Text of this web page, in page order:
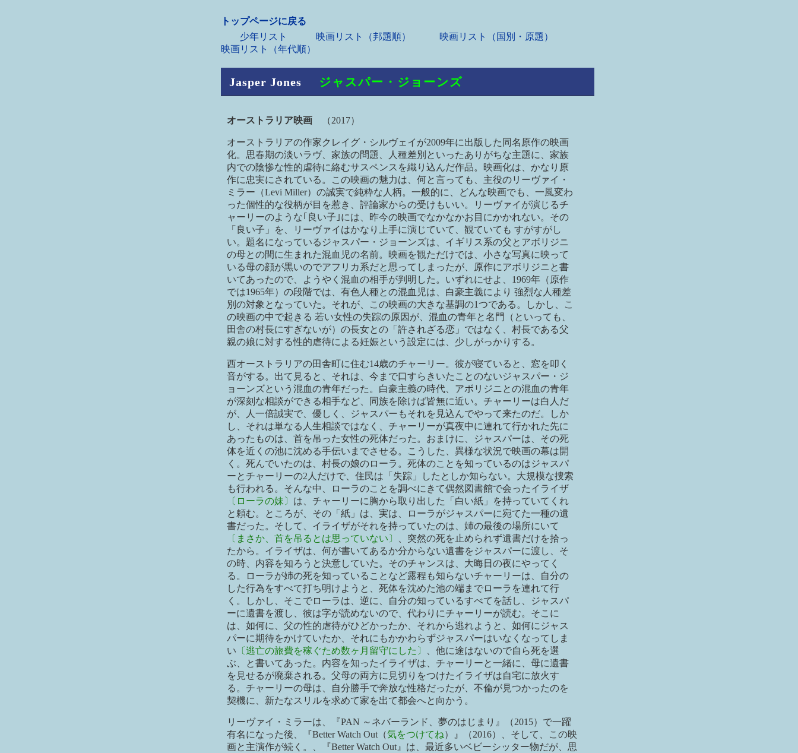
トップページに戻る
少年リスト
映画リスト（邦題順）
映画リスト（国別・原題）
映画リスト（年代順）
Jasper Jones ジャスパー・ジョーンズ
オーストラリア映画 （2017）
オーストラリアの作家クレイグ・シルヴェイが2009年に出版した同名原作の映画
化。思春期の淡いラヴ、家族の問題、人種差別といったありがちな主題に、家族
内での陰惨な性的虐待に絡むサスペンスを織り込んだ作品。映画化は、かなり原
作に忠実にされている。この映画の魅力は、何と言っても、主役のリーヴァイ・
ミラー（Levi Miller）の誠実で純粋な人柄。一般的に、どんな映画でも、一風変わ
った個性的な役柄が目を惹き、評論家からの受けもいい。リーヴァイが演じるチ
ャーリーのような｢良い子｣には、昨今の映画でなかなかお目にかかれない。その
「良い子」を、リーヴァイはかなり上手に演じていて、観ていても すがすがし
い。題名になっているジャスパー・ジョーンズは、イギリス系の父とアボリジニ
の母との間に生まれた混血児の名前。映画を観ただけでは、小さな写真に映って
いる母の顔が黒いのでアフリカ系だと思ってしまったが、原作にアボリジニと書
いてあったので、ようやく混血の相手が判明した。いずれにせよ、1969年（原作
では1965年）の段階では、有色人種との混血児は、白豪主義により 強烈な人種差
別の対象となっていた。それが、この映画の大きな基調の1つである。しかし、こ
の映画の中で起きる 若い女性の失踪の原因が、混血の青年と名門（といっても、
田舎の村長にすぎないが）の長女との「許されざる恋」ではなく、村長である父
親の娘に対する性的虐待による妊娠という設定には、少しがっかりする。
西オーストラリアの田舎町に住む14歳のチャーリー。彼が寝ていると、窓を叩く
音がする。出て見ると、それは、今まで口すらきいたことのないジャスパー・ジ
ョーンズという混血の青年だった。白豪主義の時代、アボリジニとの混血の青年
が深刻な相談ができる相手など、同族を除けば皆無に近い。チャーリーは白人だ
が、人一倍誠実で、優しく、ジャスパーもそれを見込んでやって来たのだ。しか
し、それは単なる人生相談ではなく、チャーリーが真夜中に連れて行かれた先に
あったものは、首を吊った女性の死体だった。おまけに、ジャスパーは、その死
体を近くの池に沈める手伝いまでさせる。こうした、異様な状況で映画の幕は開
く。死んでいたのは、村長の娘のローラ。死体のことを知っているのはジャスパ
ーとチャーリーの2人だけで、住民は「失踪」したとしか知らない。大規模な捜索
も行われる。そんな中、ローラのことを調べにきて偶然図書館で会ったイライザ
〔ローラの妹〕 は、チャーリーに胸から取り出した「白い紙」を持っていてくれ
と頼む。ところが、その「紙」は、実は、ローラがジャスパーに宛てた一種の遺
書だった。そして、イライザがそれを持っていたのは、姉の最後の場所にいて
〔まさか、首を吊るとは思っていない〕
、突然の死を止められず遺書だけを拾っ
たから。イライザは、何が書いてあるか分からない遺書をジャスパーに渡し、そ
の時、内容を知ろうと決意していた。そのチャンスは、大晦日の夜にやってく
る。ローラが姉の死を知っていることなど露程も知らないチャーリーは、自分の
した行為をすべて打ち明けようと、死体を沈めた池の端までローラを連れて行
く。しかし、そこでローラは、逆に、自分の知っているすべてを話し、ジャスパ
ーに遺書を渡し、彼は字が読めないので、代わりにチャーリーが読む。そこに
は、如何に、父の性的虐待がひどかったか、それから逃れようと、如何にジャス
パーに期待をかけていたか、それにもかかわらずジャスパーはいなくなってしま
い 〔逃亡の旅費を稼ぐため数ヶ月留守にした〕
、他に途はないので自ら死を選
ぶ、と書いてあった。内容を知ったイライザは、チャーリーと一緒に、母に遺書
を見せるが廃棄される。父母の両方に見切りをつけたイライザは自宅に放火す
る。チャーリーの母は、自分勝手で奔放な性格だったが、不倫が見つかったのを
契機に、新たなスリルを求めて家を出て都会へと向かう。
リーヴァイ・ミラーは、『PAN ～ネバーランド、夢のはじまり』（2015）で一躍
有名になった後、『Better Watch Out（気をつけてね）』（2016）、そして、この映
画と主演作が続く。、『Better Watch Out』は、最近多いベビーシッター物だが、思